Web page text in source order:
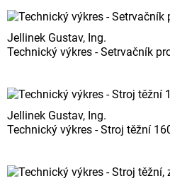
Jellinek Gustav, Ing.
Technický výkres - Setrvačník
Jellinek Gustav, Ing.
Technický výkres - Stroj těžní